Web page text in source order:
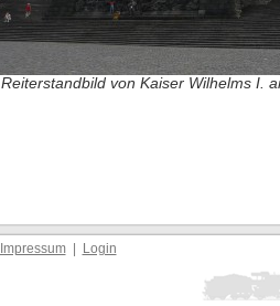
Reiterstandbild von Kaiser Wilhelms I.
Impressum| Login